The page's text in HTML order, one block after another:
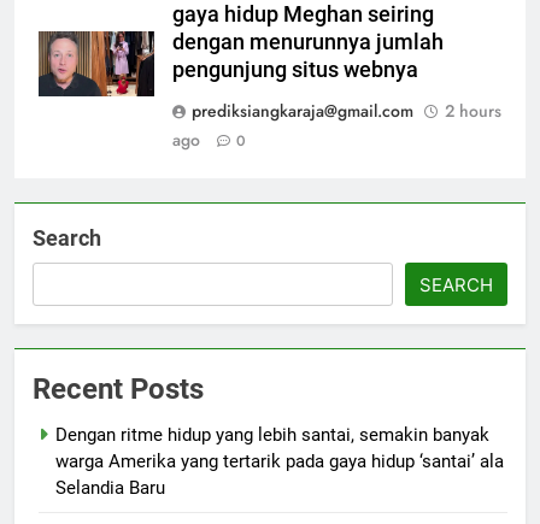
gaya hidup Meghan seiring
dengan menurunnya jumlah
pengunjung situs webnya
prediksiangkaraja@gmail.com
2 hours
ago
0
Search
SEARCH
Recent Posts
Dengan ritme hidup yang lebih santai, semakin banyak
warga Amerika yang tertarik pada gaya hidup ‘santai’ ala
Selandia Baru